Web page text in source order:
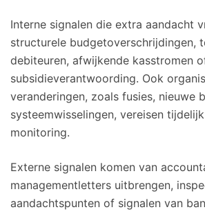
Interne signalen die extra aandacht
structurele budgetoverschrijdingen,
debiteuren, afwijkende kasstromen
subsidie­verantwoording. Ook
veranderingen, zoals fusies, nieuwe
systeemwisselingen, vereisen
monitoring.
Externe signalen komen van
managementletters uitbrengen,
aandachtspunten of signalen van